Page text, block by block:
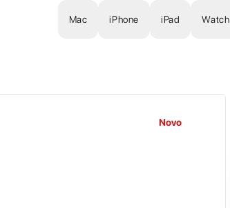
Mac iPhone iPad Watch
Novo